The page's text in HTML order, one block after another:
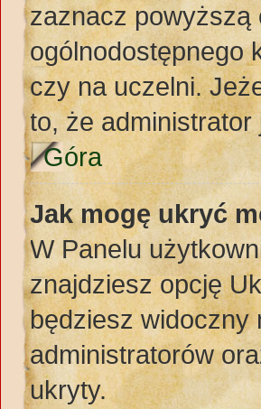
zaznacz powyższą
ogólnodostępnego
czy na uczelni.
to, że administrator
Góra
Jak mogę ukryć
W Panelu
znajdziesz opcję
będziesz widoczny
administratorów
ukryty.